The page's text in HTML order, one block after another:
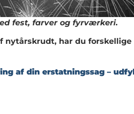
fest, farver og fyrværkeri.
nytårskrudt, har du forskellige
af din erstatningssag –